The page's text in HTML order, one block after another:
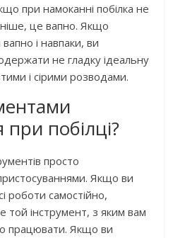
при намоканні побілка не
це вапно. Якщо
і навпаки, ви
не гладку ідеальну
і сірими розводами.
при побілці?
просто
Якщо ви
роботи самостійно,
той інструмент, з яким вам
працювати. Якщо ви